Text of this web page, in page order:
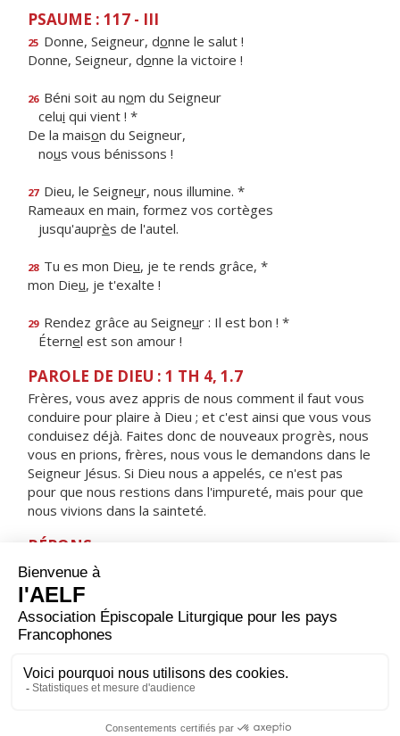
PSAUME : 117 - III
25 Donne, Seigneur, donne le salut !
Donne, Seigneur, donne la victoire !
26 Béni soit au nom du Seigneur
celui qui vient ! *
De la maison du Seigneur,
nous vous bénissons !
27 Dieu, le Seigneur, nous illumine. *
Rameaux en main, formez vos cortèges
jusqu'auprès de l'autel.
28 Tu es mon Dieu, je te rends grâce, *
mon Dieu, je t'exalte !
29 Rendez grâce au Seigneur : Il est bon ! *
Éternel est son amour !
PAROLE DE DIEU : 1 TH 4, 1.7
Frères, vous avez appris de nous comment il faut vous
conduire pour plaire à Dieu ; et c'est ainsi que vous vous
conduisez déjà. Faites donc de nouveaux progrès, nous
vous en prions, frères, nous vous le demandons dans le
Seigneur Jésus. Si Dieu nous a appelés, ce n'est pas
pour que nous restions dans l'impureté, mais pour que
nous vivions dans la sainteté.
RÉPONS
V/ Crée en moi un cœur pur, ô mon Dieu,
renouvelle et raffermis au fond de moi mon esprit.
ORAISON
Accorde-nous, Dieu tout-puissant, tout au long de ce
Christ et de nous ouvrir à sa lumière par une vie de plus